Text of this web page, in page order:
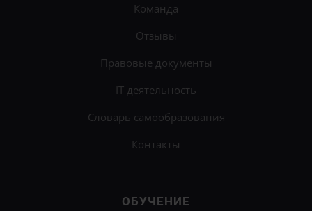
Команда
Отзывы
Правовые документы
IT деятельность
Словарь самообразования
Контакты
ОБУЧЕНИЕ